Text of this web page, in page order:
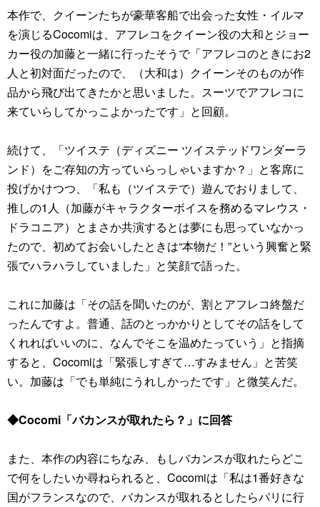
本作で、クイーンたちが豪華客船で出会った女性・イルマ
を演じるCocomiは、アフレコをクイーン役の⼤和とジョー
カー役の加藤と一緒に行ったそうで「アフレコのときにお2
人と初対面だったので、（大和は）クイーンそのものが作
品から飛び出てきたかと思いました。スーツでアフレコに
来ていらしてかっこよかったです」と回顧。
続けて、「ツイステ（ディズニー ツイステッドワンダーラ
ンド）をご存知の方っていらっしゃいますか？」と客席に
投げかけつつ、「私も（ツイステで）遊んでおりまして、
推しの1人（加藤がキャラクターボイスを務めるマレウス・
ドラコニア）とまさか共演するとは夢にも思っていなかっ
たので、初めてお会いしたときは“本物だ！”という興奮と緊
張でハラハラしていました」と笑顔で語った。
これに加藤は「その話を聞いたのが、割とアフレコ終盤だ
ったんですよ。普通、話のとっかかりとしてその話をして
くれればいいのに、なんでそこを温めたっていう」と指摘
すると、Cocomiは「緊張しすぎて…すみません」と苦笑
い。加藤は「でも単純にうれしかったです」と微笑んだ。
◆Cocomi「バカンスが取れたら？」に回答
また、本作の内容にちなみ、もしバカンスが取れたらどこ
で何をしたいか尋ねられると、Cocomiは「私は1番好きな
国がフランスなので、バカンスが取れるとしたらパリに行